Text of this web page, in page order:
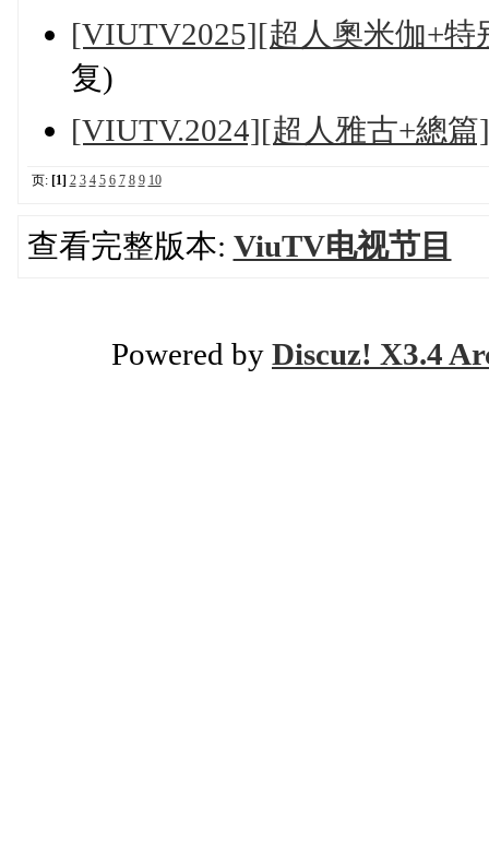
[VIUTV2025][超人奧米伽+
复)
[VIUTV.2024][超人雅古+總
页: [1] 2 3 4 5 6 7 8 9 10
查看完整版本: ViuTV电视节目
Powered by Discuz! X3.4